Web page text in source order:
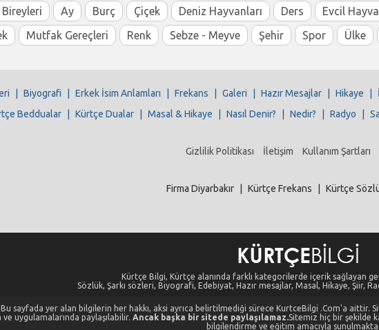
Ay Burç Çiçek Deniz Hayvanları Ders Evcil
Mutfak Gereçleri Renk Sebze - Meyve Şehir Spor Ülke
Biyografi Erkek İsim Anlamları Frekans Galeri Hazır Mesajlar Hikaye
Beddualar Kürtçe Dualar Masal & Hikaye Nasıl Denir? Nedir? Radyo
Gizlilik Politikası İletişim Kullanım Şartları
Firma Diyarbakır Kürtçe Frekans Kürtçe
Kürtçe Bilgi, Kürtçe alanında farklı kategorilerde içerik sağlayan
Sözlük, Şarkı sözleri, Biyografi, Edebiyat, Hazır mesajlar, Masal, Hikaye, Şiir,
sayfada yer alan bilgilerin her hakkı, aksi ayrıca belirtilmediği sürece KurtceBilgi .Com'a aittir.
uygulamalarında paylaşılabilir. Ancak başka bir sitede paylaşılamaz.Sitemiz hiç bir şekilde
bilgilendirme ve eğitim amacıyla